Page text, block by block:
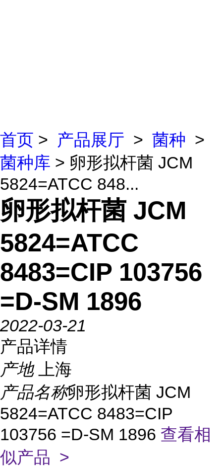
首页 > 产品展厅 > 菌种 >
菌种库 > 卵形拟杆菌 JCM
5824=ATCC 848...
卵形拟杆菌 JCM
5824=ATCC
8483=CIP 103756
=D-SM 1896
2022-03-21
产品详情
产地
上海
产品名称卵形拟杆菌 JCM
5824=ATCC 8483=CIP
103756 =D-SM 1896 查看相
似产品 >